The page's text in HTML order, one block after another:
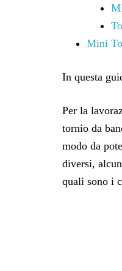
Mini
In questa
Per la
tornio da
modo da
diversi,
quali sono i